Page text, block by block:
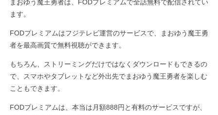
まおゆう魔王勇者は、FODプレミアムで全話無料で配信されてい
ます。
FODプレミアムはフジテレビ運営のサービスで、まおゆう魔王勇
者を最高画質で無料視聴ができます。
もちろん、ストリーミングだけではなくダウンロードもできるの
で、スマホやタブレットなど外出先でまおゆう魔王勇者を楽しむ
こともできます。
FODプレミアムは、本当は月額888円と有料のサービスですが、